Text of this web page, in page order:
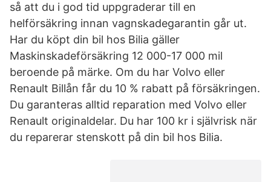
så att du i god tid uppgraderar till en
helförsäkring innan vagnskadegarantin går ut.
Har du köpt din bil hos Bilia gäller
Maskinskadeförsäkring 12 000-17 000 mil
beroende på märke. Om du har Volvo eller
Renault Billån får du 10 % rabatt på försäkringen.
Du garanteras alltid reparation med Volvo eller
Renault originaldelar. Du har 100 kr i självrisk när
du reparerar stenskott på din bil hos Bilia.